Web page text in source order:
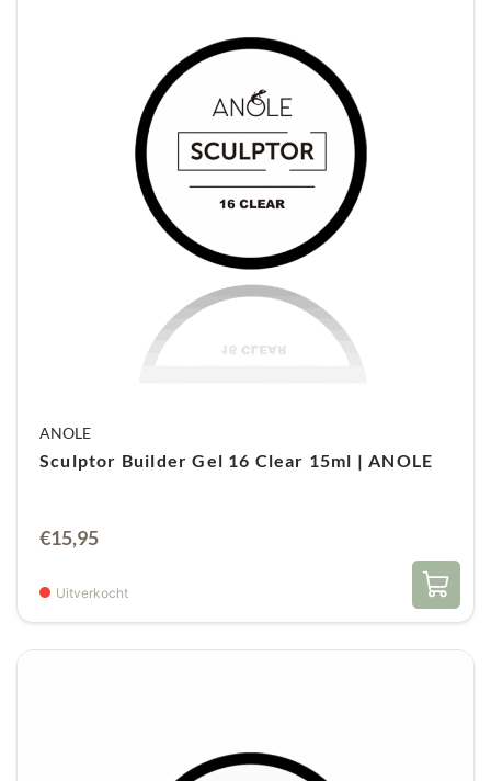
ANOLE
Sculptor Builder Gel 16 Clear 15ml | ANOLE
€15,95
Uitverkocht